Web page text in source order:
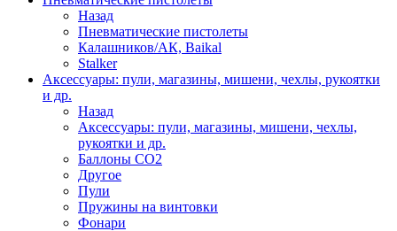
Назад
Пневматические пистолеты
Калашников/АК, Baikal
Stalker
Аксессуары: пули, магазины, мишени, чехлы, рукоятки
и др.
Назад
Аксессуары: пули, магазины, мишени, чехлы,
рукоятки и др.
Баллоны CO2
Другое
Пули
Пружины на винтовки
Фонари